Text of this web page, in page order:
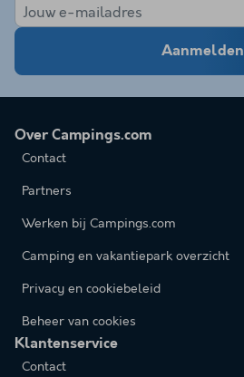
Aanmelden
Over Campings.com
Contact
Partners
Werken bij Campings.com
Camping en vakantiepark overzicht
Privacy en cookiebeleid
Beheer van cookies
Klantenservice
Contact